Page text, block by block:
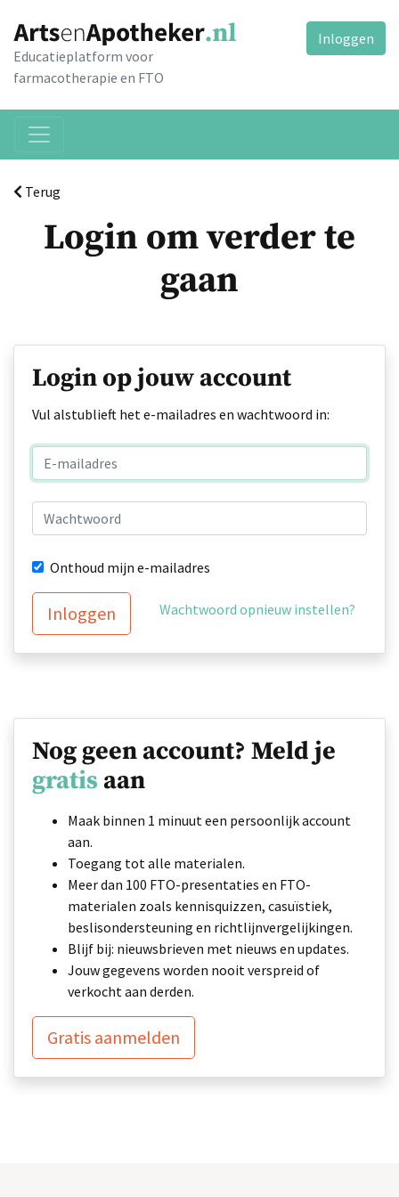
Educatieplatform voor
farmacotherapie en FTO
Inloggen
Terug
Login om verder te
gaan
Login op jouw account
Vul alstublieft het e-mailadres en wachtwoord in:
Onthoud mijn e-mailadres
Inloggen Wachtwoord opnieuw instellen?
Nog geen account? Meld je
gratis aan
Maak binnen 1 minuut een persoonlijk account
aan.
Toegang tot alle materialen.
Meer dan 100 FTO-presentaties en FTO-
materialen zoals kennisquizzen, casuïstiek,
beslisondersteuning en richtlijnvergelijkingen.
Blijf bij: nieuwsbrieven met nieuws en updates.
Jouw gegevens worden nooit verspreid of
verkocht aan derden.
Gratis aanmelden